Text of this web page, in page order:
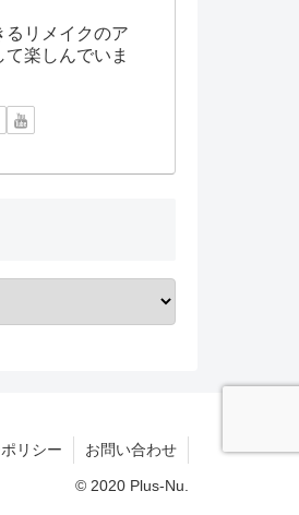
るリメイクのア
楽しんでいま
リシー お問い合わせ
© 2020 Plus-Nu.